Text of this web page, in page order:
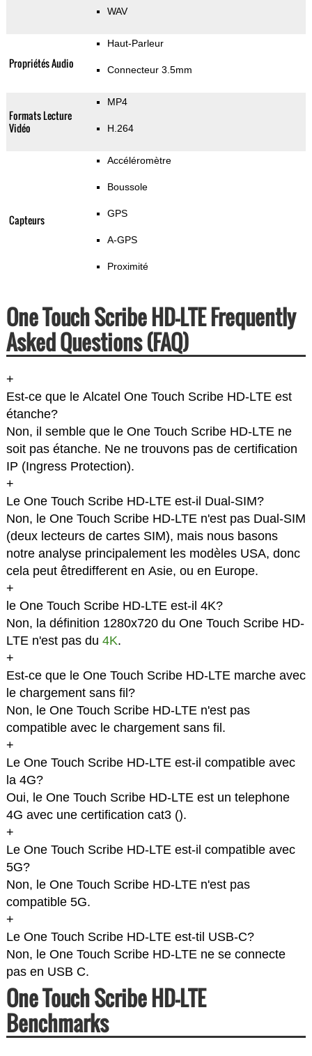
WAV
Propriétés Audio
Haut-Parleur
Connecteur 3.5mm
Formats Lecture
Vidéo
MP4
H.264
Capteurs
Accéléromètre
Boussole
GPS
A-GPS
Proximité
One Touch Scribe HD-LTE Frequently
Asked Questions (FAQ)
+
Est-ce que le Alcatel One Touch Scribe HD-LTE est
étanche?
Non, il semble que le One Touch Scribe HD-LTE ne
soit pas étanche. Ne ne trouvons pas de certification
IP (Ingress Protection).
+
Le One Touch Scribe HD-LTE est-il Dual-SIM?
Non, le One Touch Scribe HD-LTE n'est pas Dual-SIM
(deux lecteurs de cartes SIM), mais nous basons
notre analyse principalement les modèles USA, donc
cela peut êtredifferent en Asie, ou en Europe.
+
le One Touch Scribe HD-LTE est-il 4K?
Non, la définition 1280x720 du One Touch Scribe HD-
LTE n'est pas du 4K.
+
Est-ce que le One Touch Scribe HD-LTE marche avec
le chargement sans fil?
Non, le One Touch Scribe HD-LTE n'est pas
compatible avec le chargement sans fil.
+
Le One Touch Scribe HD-LTE est-il compatible avec
la 4G?
Oui, le One Touch Scribe HD-LTE est un telephone
4G avec une certification cat3 ().
+
Le One Touch Scribe HD-LTE est-il compatible avec
5G?
Non, le One Touch Scribe HD-LTE n'est pas
compatible 5G.
+
Le One Touch Scribe HD-LTE est-til USB-C?
Non, le One Touch Scribe HD-LTE ne se connecte
pas en USB C.
One Touch Scribe HD-LTE
Benchmarks